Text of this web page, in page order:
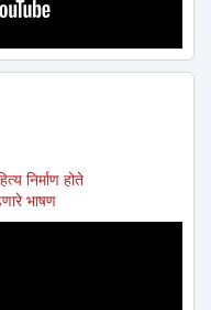
निर्माण होते
भाषण